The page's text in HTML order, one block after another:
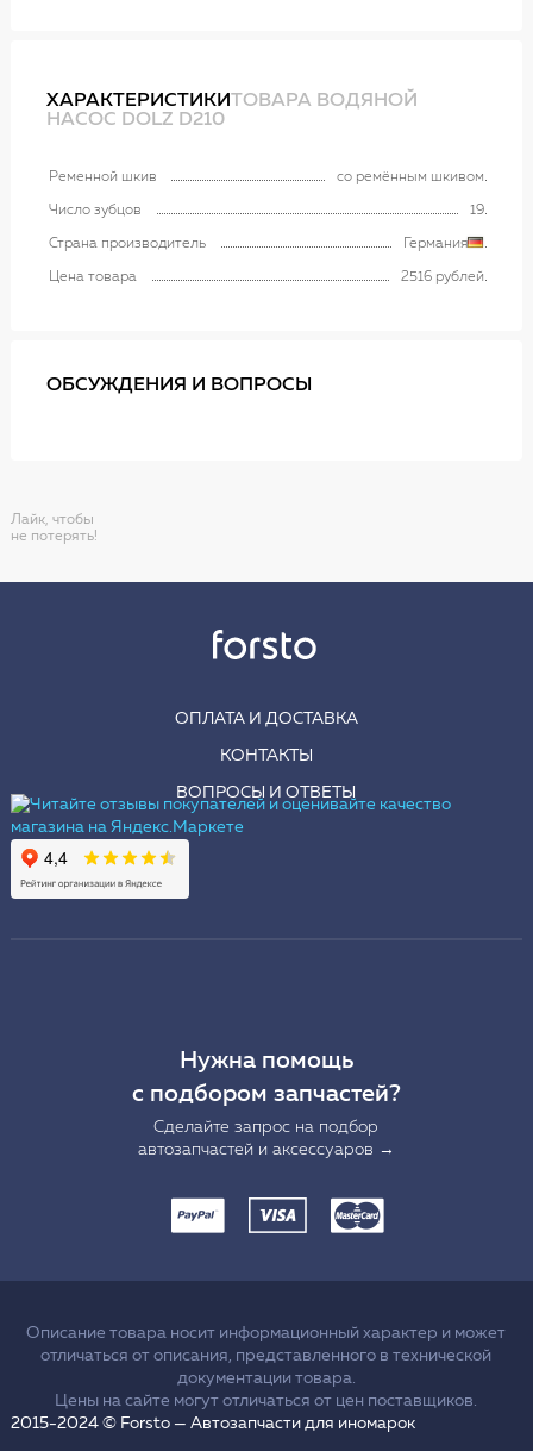
ХАРАКТЕРИСТИКИТОВАРА ВОДЯНОЙ
НАСОС DOLZ D210
Ременной шкив со ремённым шкивом
Число зубцов 19
Страна производитель Германия
Цена товара 2516 рублей
ОБСУЖДЕНИЯ И ВОПРОСЫ
Лайк, чтобы
не потерять!
ОПЛАТА И ДОСТАВКА
КОНТАКТЫ
ВОПРОСЫ И ОТВЕТЫ
Нужна помощь
с подбором запчастей?
Сделайте запрос на подбор
автозапчастей и аксессуаров →
Описание товара носит информационный характер и может
отличаться от описания, представленного в технической
документации товара.
Цены на сайте могут отличаться от цен поставщиков.
2015-2024 © Forsto — Автозапчасти для иномарок